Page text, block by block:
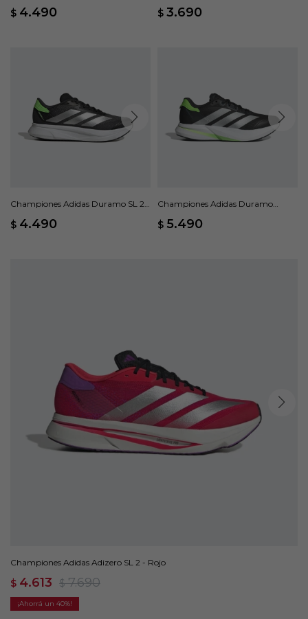
$ 4.490 $ 3.690
Championes Adidas Duramo SL 2 -
$ 4.490
Championes Adidas Duramo
$ 5.490
Championes Adidas Adizero SL 2 - Rojo
$ 4.613 $ 7.690
40